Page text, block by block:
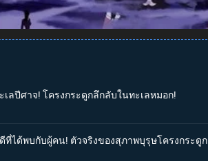
ลปีศาจ! โครงกระดูกลึกลับในทะเลหมอก!
ที่ได้พบกับผู้คน! ตัวจริงของสุภาพบุรุษโครงกระดูก